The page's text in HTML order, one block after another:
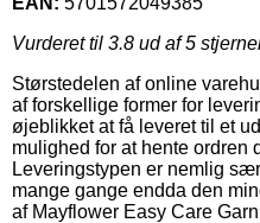
Vurderet til 3.8 ud af 5
Størstedelen af online
af forskellige former for
øjeblikket at få leveret til et
mulighed for at hente ordren
Leveringstypen er nemlig
mange gange endda den
af Mayflower Easy Care